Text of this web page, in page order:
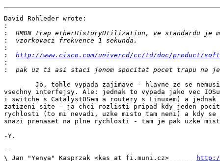
David Rohleder wrote:
:
:
:
:
:
http://www.cisco.com/univercd/cc/td/doc/product/
:
:
vsechny interfejsy. Ale: jednak to vypada jako vec IOSu
i switche s CatalystOSem a routery s Linuxem) a
zatizeni site - ja chci rozlisti pripad kdy jeden
rychlosti (to mi nevadi, uzke misto tam neni) a kdy se
snazi prenaset na plne rychlosti - tam je pak uzke
-Y.
--
\ Jan "Yenya" Kasprzak <kas at fi.muni.cz>